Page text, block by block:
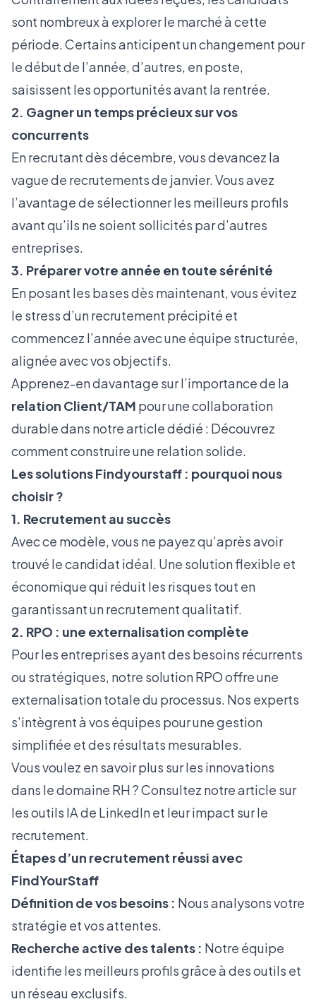
sont nombreux à explorer le marché à cette
période. Certains anticipent un changement pour
le début de l’année, d’autres, en poste,
saisissent les opportunités avant la rentrée.
2. Gagner un temps précieux sur vos
concurrents
En recrutant dès décembre, vous devancez la
vague de recrutements de janvier. Vous avez
l’avantage de sélectionner les meilleurs profils
avant qu’ils ne soient sollicités par d’autres
entreprises.
3. Préparer votre année en toute sérénité
En posant les bases dès maintenant, vous évitez
le stress d’un recrutement précipité et
commencez l’année avec une équipe structurée,
alignée avec vos objectifs.
Apprenez-en davantage sur l’importance de la
relation Client/TAM pour une collaboration
durable dans notre article dédié : Découvrez
comment construire une relation solide.
Les solutions Findyourstaff : pourquoi nous
choisir ?
1. Recrutement au succès
Avec ce modèle, vous ne payez qu’après avoir
trouvé le candidat idéal. Une solution flexible et
économique qui réduit les risques tout en
garantissant un recrutement qualitatif.
2. RPO : une externalisation complète
Pour les entreprises ayant des besoins récurrents
ou stratégiques, notre solution RPO offre une
externalisation totale du processus. Nos experts
s’intègrent à vos équipes pour une gestion
simplifiée et des résultats mesurables.
Vous voulez en savoir plus sur les innovations
dans le domaine RH ? Consultez notre article sur
les outils IA de LinkedIn et leur impact sur le
recrutement.
Étapes d’un recrutement réussi avec
FindYourStaff
Définition de vos besoins : Nous analysons votre
stratégie et vos attentes.
Recherche active des talents : Notre équipe
identifie les meilleurs profils grâce à des outils et
un réseau exclusifs.